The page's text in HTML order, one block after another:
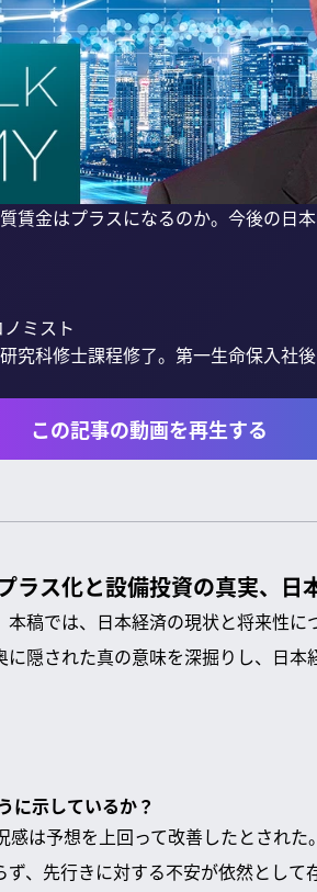
賃金はプラスになるのか。今後の日
ミスト
究科修士課程修了。第一生命保入社
この記事の動画を再生する
ラス化と設備投資の真実、日
稿では、日本経済の現状と将来性
隠された真の意味を深掘りし、日
に示しているか？
は予想を上回って改善したとされ
、先行きに対する不安が依然とし